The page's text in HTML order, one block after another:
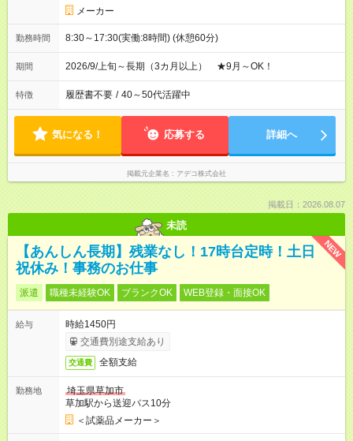
メーカー
勤務時間 8:30～17:30(実働:8時間) (休憩60分)
期間 2026/9/上旬～長期（3カ月以上） ★9月～OK！
特徴 履歴書不要 / 40～50代活躍中
気になる！ 応募する 詳細へ
掲載元企業名 アデコ株式会社
掲載日：2026.08.07
未読
NEW
【あんしん長期】残業なし！17時台定時！土日
祝休み！事務のお仕事
派遣 職種未経験OK ブランクOK WEB登録・面接OK
給与
時給1450円
交通費別途支給あり
交通費 全額支給
勤務地
埼玉県草加市
草加駅から送迎バス10分
＜試薬品メーカー＞